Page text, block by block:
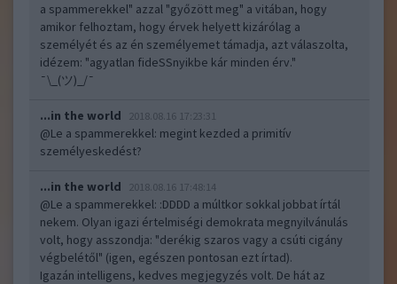
a spammerekkel" azzal "győzött meg" a vitában, hogy
amikor felhoztam, hogy érvek helyett kizárólag a
személyét és az én személyemet támadja, azt válaszolta,
idézem: "agyatlan fideSSnyikbe kár minden érv."
¯\_(ツ)_/¯
...in the world 2018.08.16 17:23:31
@Le a spammerekkel: megint kezded a primitív
személyeskedést?
...in the world 2018.08.16 17:48:14
@Le a spammerekkel: :DDDD a múltkor sokkal jobbat írtál
nekem. Olyan igazi értelmiségi demokrata megnyilvánulás
volt, hogy asszondja: "derékig szaros vagy a csúti cigány
végbelétől" (igen, egészen pontosan ezt írtad).
Igazán intelligens, kedves megjegyzés volt. De hát az